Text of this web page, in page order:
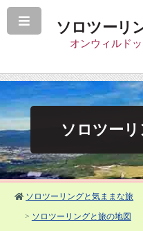
ソロツーリ
オンウィルド
ソロツー
ソロツーリングと気ままな旅
> ソロツーリングと旅の地図